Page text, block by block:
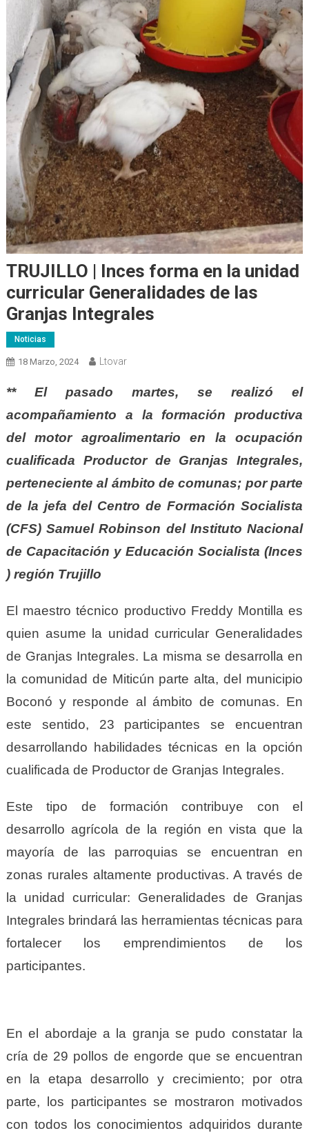
TRUJILLO | Inces forma en la unidad
curricular Generalidades de las
Granjas Integrales
Noticias
18 Marzo, 2024 Ltovar
** El pasado martes, se realizó el
acompañamiento a la formación productiva
del motor agroalimentario en la ocupación
cualificada Productor de Granjas Integrales,
perteneciente al ámbito de comunas; por parte
de la jefa del Centro de Formación Socialista
(CFS) Samuel Robinson del Instituto Nacional
de Capacitación y Educación Socialista (Inces
) región Trujillo
El maestro técnico productivo Freddy Montilla es
quien asume la unidad curricular Generalidades
de Granjas Integrales. La misma se desarrolla en
la comunidad de Miticún parte alta, del municipio
Boconó y responde al ámbito de comunas. En
este sentido, 23 participantes se encuentran
desarrollando habilidades técnicas en la opción
cualificada de Productor de Granjas Integrales.
Este tipo de formación contribuye con el
desarrollo agrícola de la región en vista que la
mayoría de las parroquias se encuentran en
zonas rurales altamente productivas. A través de
la unidad curricular: Generalidades de Granjas
Integrales brindará las herramientas técnicas para
fortalecer los emprendimientos de los
participantes.
En el abordaje a la granja se pudo constatar la
cría de 29 pollos de engorde que se encuentran
en la etapa desarrollo y crecimiento; por otra
parte, los participantes se mostraron motivados
con todos los conocimientos adquiridos durante